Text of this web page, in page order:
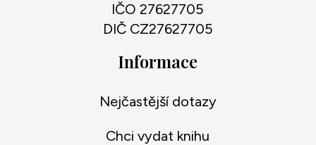
IČO 27627705
DIČ CZ27627705
Informace
Nejčastější dotazy
Chci vydat knihu